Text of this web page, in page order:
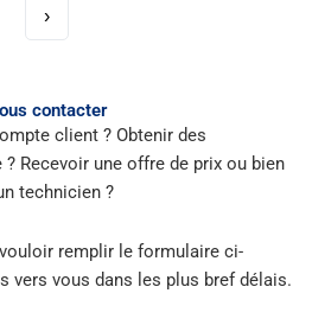
x 400
niveaux
›
contacter
client ? Obtenir des
Recevoir une offre de prix ou bien
technicien ?
remplir le formulaire ci-
vers vous dans les plus bref délais.